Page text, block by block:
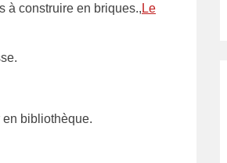
à construire en briques., Le
en bibliothèque.